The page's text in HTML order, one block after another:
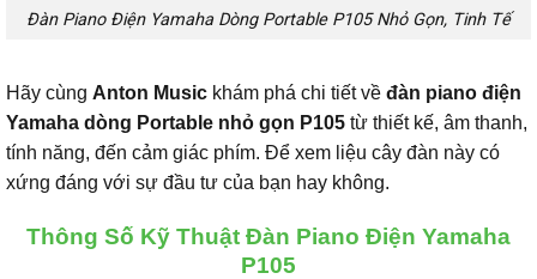
Đàn Piano Điện Yamaha Dòng Portable P105 Nhỏ Gọn, Tinh Tế
Hãy cùng Anton Music khám phá chi tiết về đàn piano điện
Yamaha dòng Portable nhỏ gọn P105 từ thiết kế, âm thanh,
tính năng, đến cảm giác phím. Để xem liệu cây đàn này có
xứng đáng với sự đầu tư của bạn hay không.
Thông Số Kỹ Thuật Đàn Piano Điện Yamaha
P105